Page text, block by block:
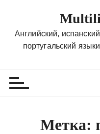
Английский,
португальский
Метка: